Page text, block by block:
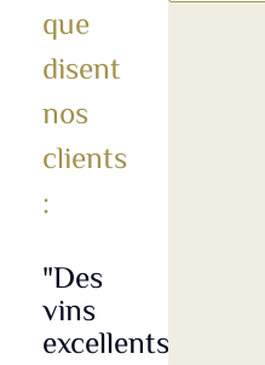
"Des
vins
excellents